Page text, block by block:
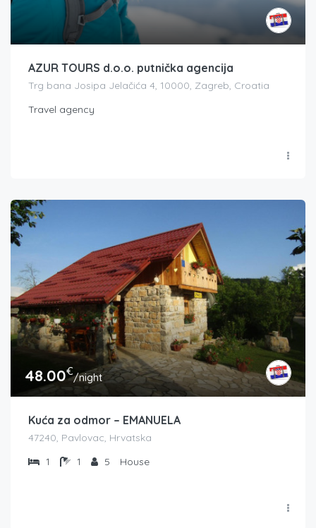
AZUR TOURS d.o.o. putnička agencija
Trg bana Josipa Jelačića 4, 10000, Zagreb, Croatia
Travel agency
48.00€/night
Kuća za odmor – EMANUELA
47240, Pavlovac, Hrvatska
1
1 5 House